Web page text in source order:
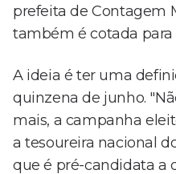
prefeita de Contagem
também é cotada para
A ideia é ter uma
quinzena de junho.
mais, a campanha
a tesoureira nacional
que é pré-candidata a